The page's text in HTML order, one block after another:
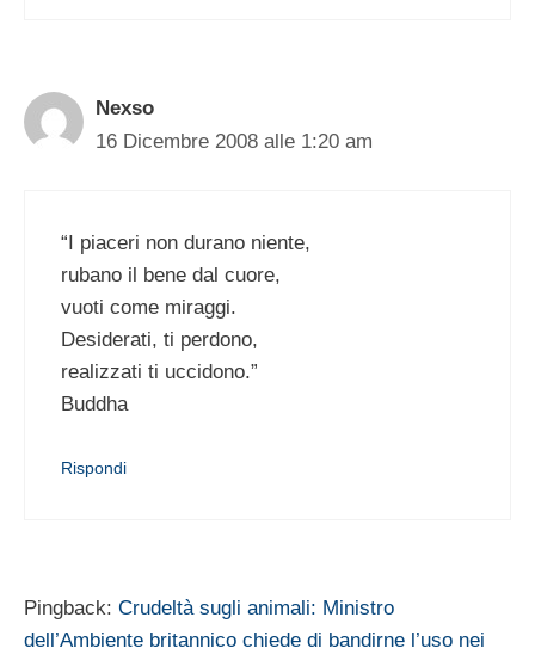
Nexso
16 Dicembre 2008 alle 1:20 am
“I piaceri non durano niente,
rubano il bene dal cuore,
vuoti come miraggi.
Desiderati, ti perdono,
realizzati ti uccidono.”
Buddha
Rispondi
Pingback: Crudeltà sugli animali: Ministro
dell’Ambiente britannico chiede di bandirne l’uso nei